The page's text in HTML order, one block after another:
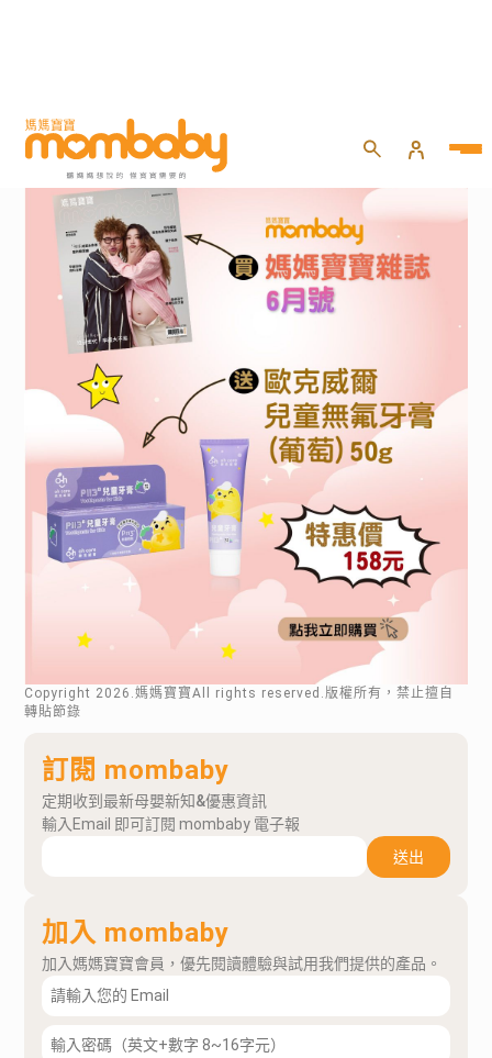
Copyright 2026 .媽媽寶寶All rights reserved.版權所有，禁止擅自
轉貼節錄
訂閱 mombaby
定期收到最新母嬰新知&優惠資訊
輸入Email 即可訂閱 mombaby 電子報
送出
加入 mombaby
加入媽媽寶寶會員，優先閱讀體驗與試用我們提供的產品。